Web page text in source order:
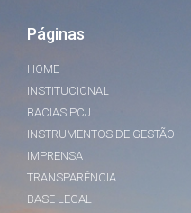
Páginas
HOME
INSTITUCIONAL
BACIAS PCJ
INSTRUMENTOS DE GESTÃO
IMPRENSA
TRANSPARÊNCIA
BASE LEGAL